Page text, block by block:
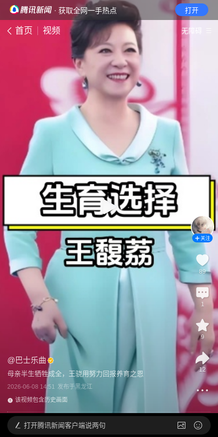
· 获取全网一手热点 打开
首页 视频 无障碍
@ 巴士乐曲
母亲半生牺牲成全，王骁用努力回报养育之恩
2026-06-08 14:51 发布于黑龙江
该视频包含历史画面
关注
89
1
9
12
打开腾讯新闻客户端说两句